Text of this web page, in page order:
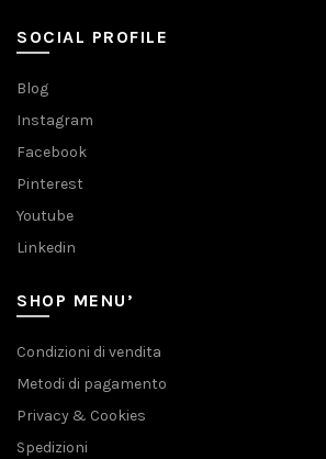
SOCIAL PROFILE
Blog
Instagram
Facebook
Pinterest
Youtube
Linkedin
SHOP MENU’
Condizioni di vendita
Metodi di pagamento
Privacy & Cookies
Spedizioni